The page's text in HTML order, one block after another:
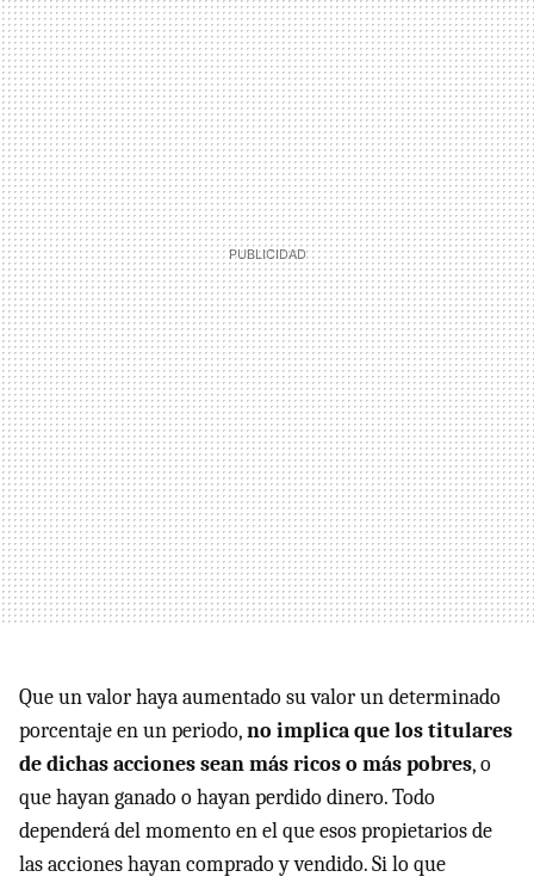
Que un valor haya aumentado su valor un determinado
porcentaje en un periodo,no implica que los titulares
de dichas acciones sean más ricos o más pobres, o
que hayan ganado o hayan perdido dinero. Todo
dependerá del momento en el que esos propietarios de
las acciones hayan comprado y vendido. Si lo que